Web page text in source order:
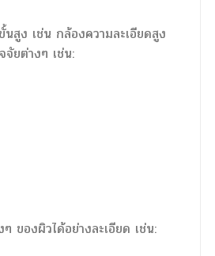
สูง เช่น กล้องความละเอียดสูง
ยต่างๆ เช่น:
ของผิวได้อย่างละเอียด เช่น: